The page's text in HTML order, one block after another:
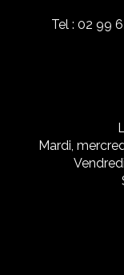
Tel : 02 99
Mardi,